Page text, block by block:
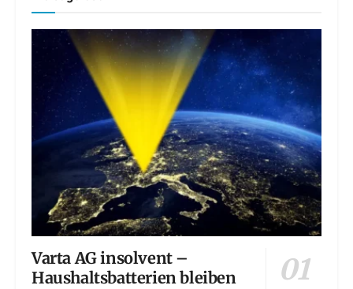
Varta AG insolvent –
Haushaltsbatterien bleiben